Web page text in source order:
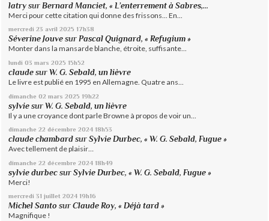
latry surBernard Manciet, « L’enterrement à Sabres,...
Merci pour cette citation qui donne des frissons... En...
mercredi 23 avril 2025 17h38
Séverine Jouve surPascal Quignard, « Refugium »
Monter dans la mansarde blanche, étroite, suffisante...
lundi 03 mars 2025 15h52
claude surW. G. Sebald, un lièvre
Le livre est publié en 1995 en Allemagne. Quatre ans...
dimanche 02 mars 2025 19h22
sylvie surW. G. Sebald, un lièvre
Il y a une croyance dont parle Browne à propos de voir un...
dimanche 22 décembre 2024 18h53
claude chambard surSylvie Durbec, « W. G. Sebald, Fugue »
Avec tellement de plaisir…
dimanche 22 décembre 2024 18h49
sylvie durbec surSylvie Durbec, « W. G. Sebald, Fugue »
Merci!
mercredi 31 juillet 2024 19h16
Michel Santo surClaude Roy, « Déjà tard »
Magnifique !